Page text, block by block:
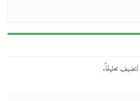
لتضيف تعليقاً.